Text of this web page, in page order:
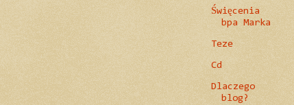
Święcenia
bpa Marka
Teze
Cd
Dlaczego
blog?